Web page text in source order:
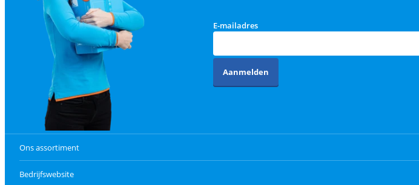
E-mailadres
Aanmelden
Ons assortiment
Bedrijfswebsite